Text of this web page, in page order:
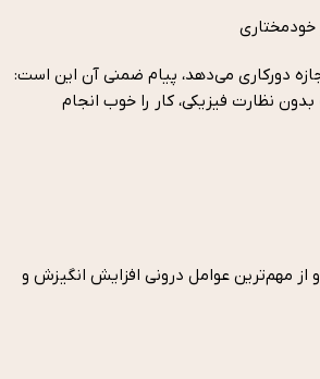
دورکاری می‌دهد، پیام ضمنی آن این است:
بدون نظارت فیزیکی، کار را خوب انجام
از مهم‌ترین عوامل درونی افزایش انگیزش و